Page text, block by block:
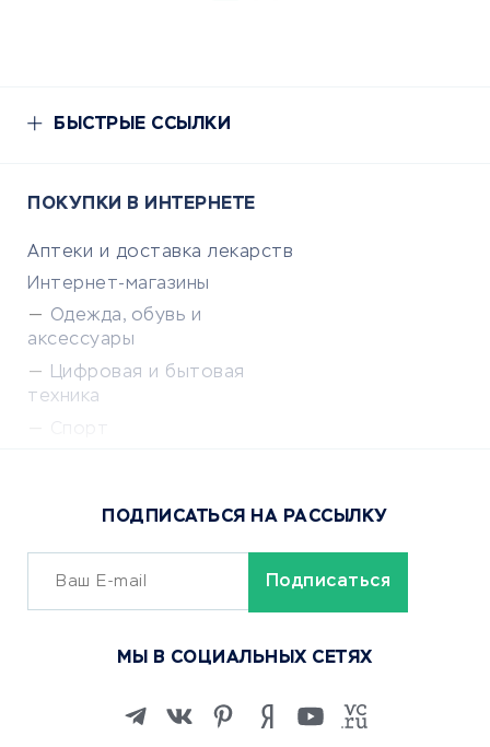
БЫСТРЫЕ ССЫЛКИ
ПОКУПКИ В ИНТЕРНЕТЕ
Аптеки и доставка лекарств
Интернет-магазины
Одежда, обувь и
аксессуары
Цифровая и бытовая
техника
Сервисы доставки
ОБУЧЕНИЕ И РАБОТА
Изучение иностранных
ПОДПИСАТЬСЯ НА РАССЫЛКУ
МЫ В СОЦИАЛЬНЫХ СЕТЯХ